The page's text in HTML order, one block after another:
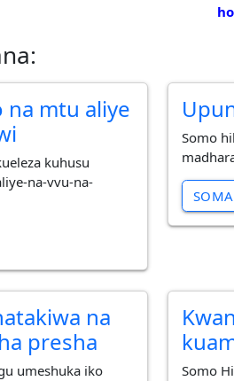
mtu aliye
kuhusu
na-vvu-na-
Somo
na
presha
umeshuka iko Somo